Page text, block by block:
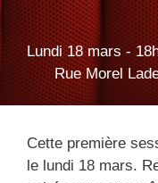
Lundi 18 mars -
Rue Morel
Cette première
le lundi 18 mars.